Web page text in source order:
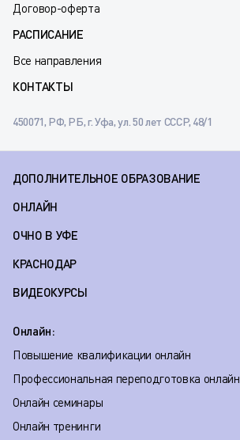
Договор-оферта
РАСПИСАНИЕ
Все направления
КОНТАКТЫ
450071, РФ, РБ, г. Уфа, ул. 50 лет СССР, 48/1
ДОПОЛНИТЕЛЬНОЕ ОБРАЗОВАНИЕ
ОНЛАЙН
ОЧНО В УФЕ
КРАСНОДАР
ВИДЕОКУРСЫ
Онлайн:
Повышение квалификации онлайн
Профессиональная переподготовка онлайн
Онлайн семинары
Онлайн тренинги